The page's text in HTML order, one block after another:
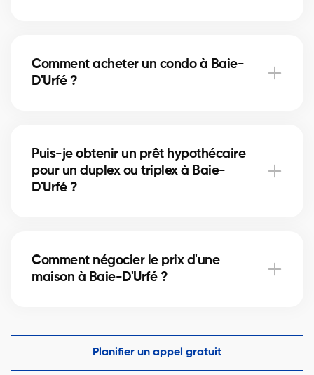
vérification des titres et l’inscription hypothécaire.
Nos courtiers peuvent vous aider à estimer ces
Comment acheter un condo à Baie-
D'Urfé ?
gestion de la copropriété. Nos courtiers vous guident
pour éviter les mauvaises surprises.
Puis-je obtenir un prêt hypothécaire
pour un duplex ou triplex à Baie-
D'Urfé ?
locatifs. Ils vous aident à financer votre projet
immobilier et optimiser votre mise de fonds.
Comment négocier le prix d'une
maison à Baie-D'Urfé ?
comparables du marché à Baie-D'Urfé et vous aide
à faire une offre compétitive tout en protégeant vos
intérêts.
Planifier un appel gratuit